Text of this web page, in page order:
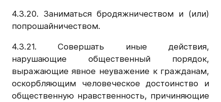
4.3.20. Заниматься бродяжничеством и (или)
попрошайничеством.
4.3.21. Совершать иные действия,
нарушающие общественный порядок,
выражающие явное неуважение к гражданам,
оскорбляющим человеческое достоинство и
общественную нравственность, причиняющие